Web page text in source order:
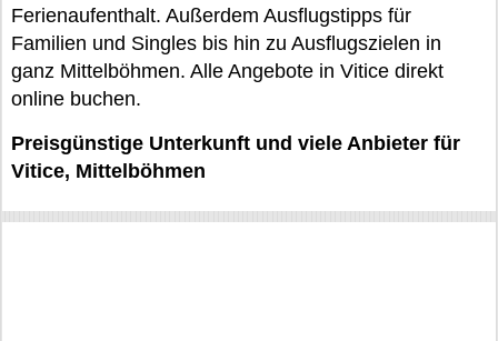
Ferienaufenthalt. Außerdem Ausflugstipps für
Familien und Singles bis hin zu Ausflugszielen in
ganz Mittelböhmen. Alle Angebote in Vitice direkt
online buchen.
Preisgünstige Unterkunft und viele Anbieter für
Vitice, Mittelböhmen